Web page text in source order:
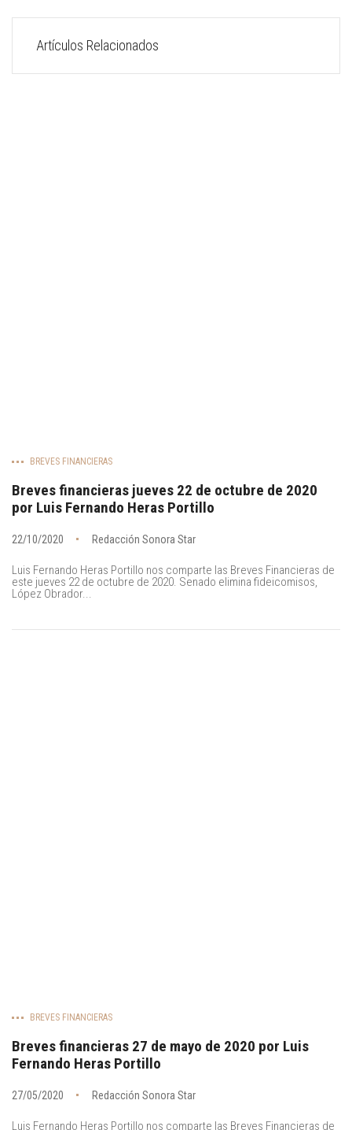
Artículos Relacionados
BREVES FINANCIERAS
Breves financieras jueves 22 de octubre de 2020
por Luis Fernando Heras Portillo
22/10/2020 Redacción Sonora Star
Luis Fernando Heras Portillo nos comparte las Breves Financieras de
este jueves 22 de octubre de 2020. Senado elimina fideicomisos,
López Obrador...
BREVES FINANCIERAS
Breves financieras 27 de mayo de 2020 por Luis
Fernando Heras Portillo
27/05/2020 Redacción Sonora Star
Luis Fernando Heras Portillo nos comparte las Breves Financieras de